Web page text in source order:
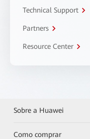
Technical Support
Partners
Resource Center
Sobre a Huawei
Como comprar